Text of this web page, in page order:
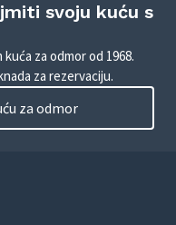
svoju kuću s
kuća za odmor od 1968.
za rezervaciju.
za odmor